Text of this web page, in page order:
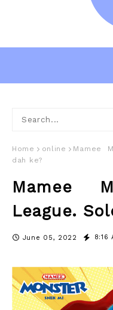
Home online
Mamee
dah ke?
Mamee
League.
June 05, 2022 8:16